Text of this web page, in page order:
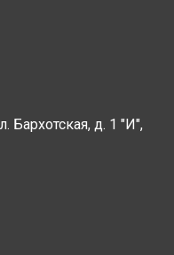
Бархотская, д. 1 "И",